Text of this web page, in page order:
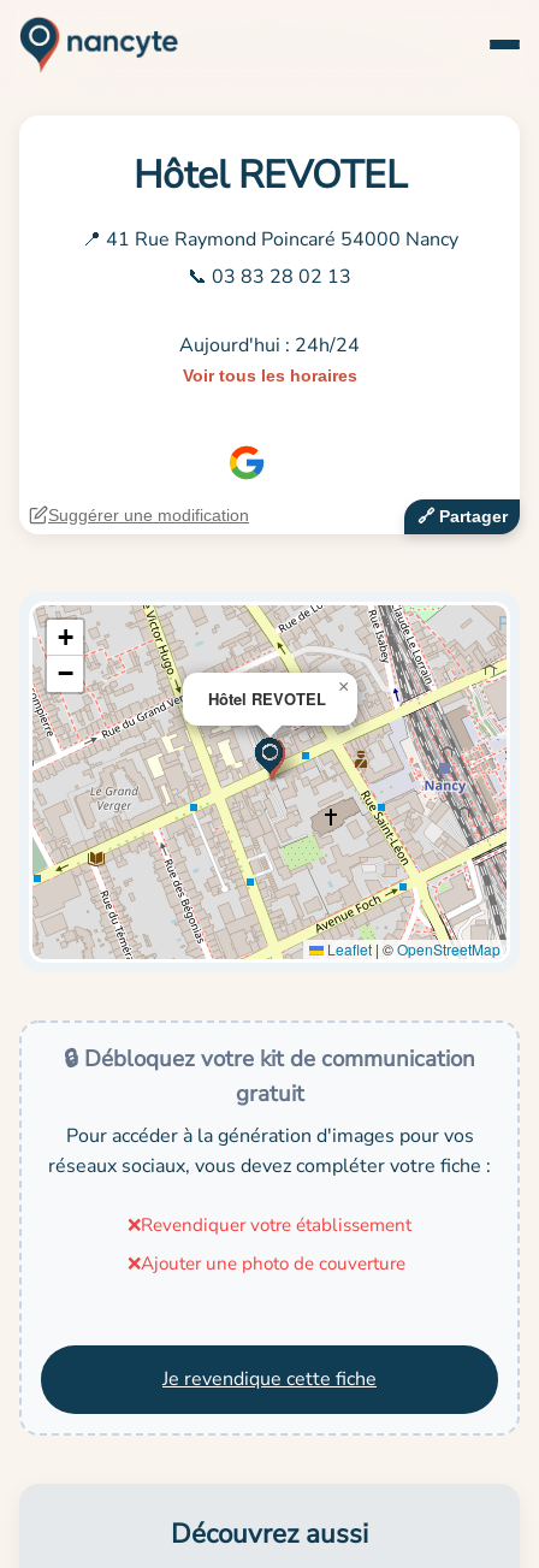
Hôtel REVOTEL
📍 41 Rue Raymond Poincaré 54000 Nancy
📞 03 83 28 02 13
Aujourd'hui : 24h/24
Voir tous les horaires
🔗‍️ Partager
Suggérer une modification
Hôtel REVOTEL
×
+
−
Leaflet | ©OpenStreetMap
🔒 Débloquez votre kit de communication
gratuit
Pour accéder à la génération d'images pour vos
réseaux sociaux, vous devez compléter votre fiche :
❌Revendiquer votre établissement
❌Ajouter une photo de couverture
Je revendique cette fiche
Découvrez aussi